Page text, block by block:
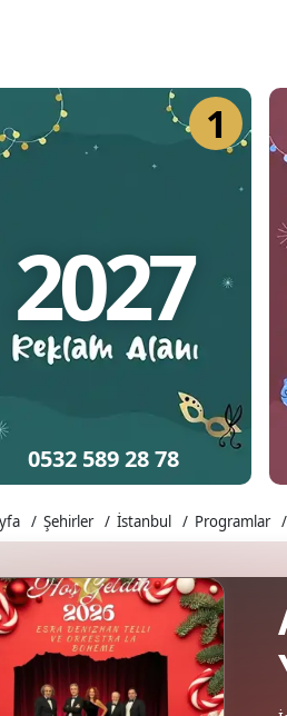
1
2027
0532 589 28 78
Şehirler İstanbul Programlar